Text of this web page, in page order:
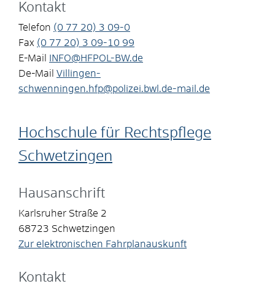
Kontakt
Telefon (0 77 20) 3 09-0
Fax (0 77 20) 3 09-10 99
E-Mail
INFO@HFPOL-BW.de
De-Mail Villingen-
schwenningen.hfp@polizei.bwl.de-mail.de
Hochschule für Rechtspflege
Schwetzingen
Hausanschrift
Karlsruher Straße 2
68723 Schwetzingen
Zur elektronischen Fahrplanauskunft
Kontakt